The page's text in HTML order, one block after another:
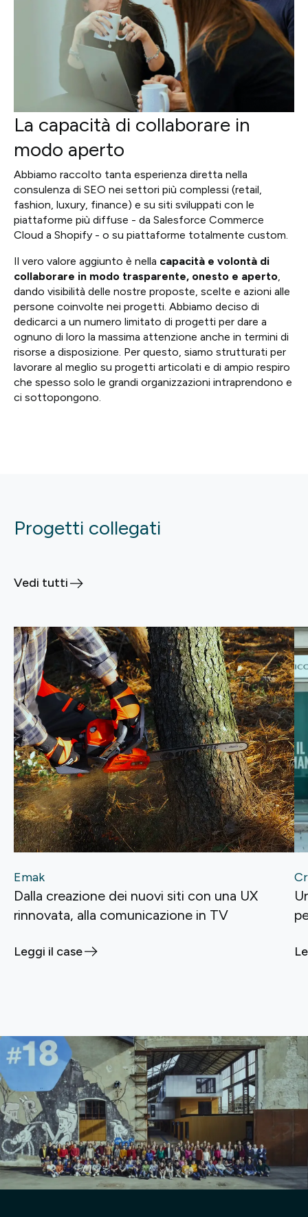
La capacità di collaborare in
modo aperto
Abbiamo raccolto tanta esperienza diretta nella
consulenza di SEO nei settori più complessi (retail,
fashion, luxury, finance) e su siti sviluppati con le
piattaforme più diffuse - da Salesforce Commerce
Cloud a Shopify - o su piattaforme totalmente custom.
Il vero valore aggiunto è nella capacità e volontà di
collaborare in modo trasparente, onesto e aperto
dando visibilità delle nostre proposte, scelte e azioni alle
persone coinvolte nei progetti. Abbiamo deciso di
dedicarci a un numero limitato di progetti per dare a
ognuno di loro la massima attenzione anche in termini di
risorse a disposizione. Per questo, siamo strutturati per
lavorare al meglio su progetti articolati e di ampio respiro
che spesso solo le grandi organizzazioni intraprendono e
ci sottopongono.
Progetti collegati
Vedi tutti
Emak
Dalla creazione dei nuovi siti con una UX
rinnovata, alla comunicazione in TV
Leggi il case